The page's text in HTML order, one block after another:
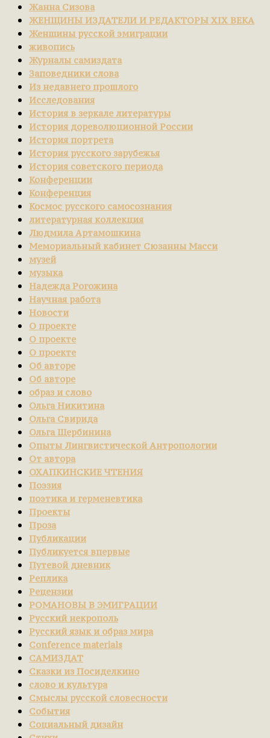
Жанна Сизова
ЖЕНЩИНЫ ИЗДАТЕЛИ И РЕДАКТОРЫ XIX ВЕКА
Женщины русской эмиграции
живопись
Журналы самиздата
Заповедники слова
Из недавнего прошлого
Исследования
История в зеркале литературы
История дореволюционной России
История портрета
История русского зарубежья
История советского периода
Конференции
Конференция
Космос русского самосознания
литературная коллекция
Людмила Артамошкина
Мемориальный кабинет Сюзанны Масси
музей
музыка
Надежда Рогожина
Научная работа
Новости
О проекте
О проекте
О проекте
Об авторе
Об авторе
образ и слово
Ольга Никитина
Ольга Свирида
Ольга Щербинина
Опыты Лингвистической Антропологии
От автора
ОХАПКИНСКИЕ ЧТЕНИЯ
Поэзия
поэтика и герменевтика
Проекты
Проза
Публикации
Публикуется впервые
Путевой дневник
Реплика
Рецензии
РОМАНОВЫ В ЭМИГРАЦИИ
Русский некрополь
Русский язык и образ мира
Сonference materials
САМИЗДАТ
Сказки из Посиделкино
слово и культура
Смыслы русской словесности
События
Социальный дизайн